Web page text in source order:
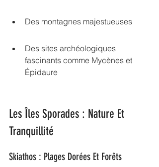
Des montagnes majestueuses
Des sites archéologiques
fascinants comme Mycènes et
Épidaure
Les Îles Sporades : Nature Et
Tranquillité
Skiathos : Plages Dorées Et Forêts